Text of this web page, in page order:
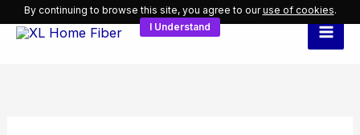
SkipBy continuing to browse this site, you agree to ouruse of cookies.
I Understand